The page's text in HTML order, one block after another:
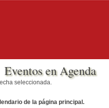
Eventos en Agenda
seleccionada.
de la página principal.